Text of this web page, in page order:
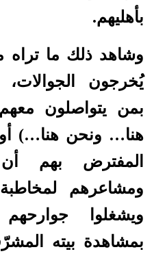
بأهليهم.
وشاهد ذلك ما تراه
يُخرجون
بمن يتواصلون
هنا… ونحن هنا…)
المفترض بهم
ومشاعرهم
ويشغلوا
بمشاهدة بيته